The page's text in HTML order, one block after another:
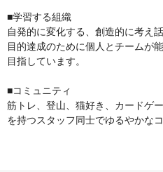
■学習する組織
自発的に変化する、創造的に考え
目的達成のために個人とチームが
目指しています。
■コミュニティ
筋トレ、登山、猫好き、カードゲ
を持つスタッフ同士でゆるやかな